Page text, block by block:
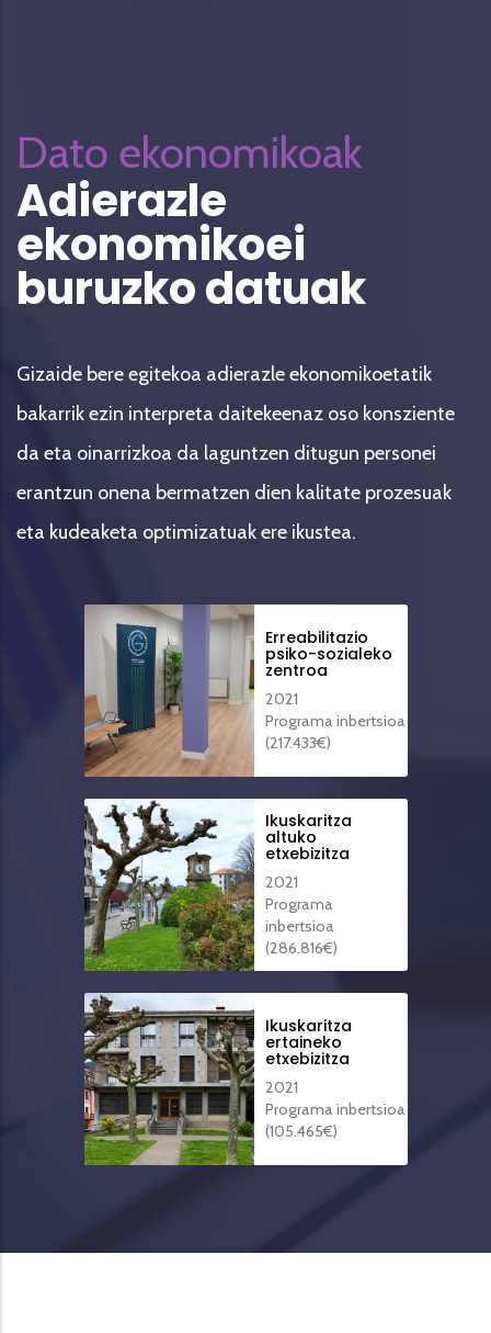
Dato ekonomikoak
Adierazle
ekonomikoei
buruzko datuak
Gizaide bere egitekoa adierazle ekonomikoetatik
bakarrik ezin interpreta daitekeenaz oso konsziente
da eta oinarrizkoa da laguntzen ditugun personei
erantzun onena bermatzen dien kalitate prozesuak
eta kudeaketa optimizatuak ere ikustea.
Erreabilitazio
psiko-sozialeko
zentroa
2021
Programa inbertsioa
(217.433€)
Ikuskaritza
altuko
etxebizitza
2021
Programa
inbertsioa
(286.816€)
Ikuskaritza
ertaineko
etxebizitza
2021
Programa inbertsioa
(105.465€)